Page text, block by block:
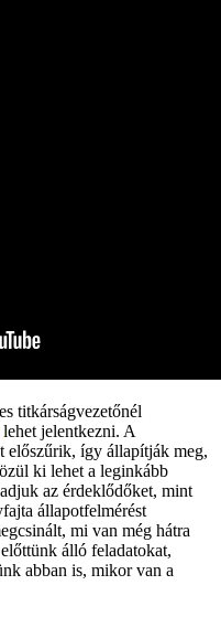
titkárságvezetőnél
lehet jelentkezni. A
előszűrik, így állapítják meg,
ki lehet a leginkább
az érdeklődőket, mint
állapotfelmérést
mi van még hátra
álló feladatokat,
abban is, mikor van a